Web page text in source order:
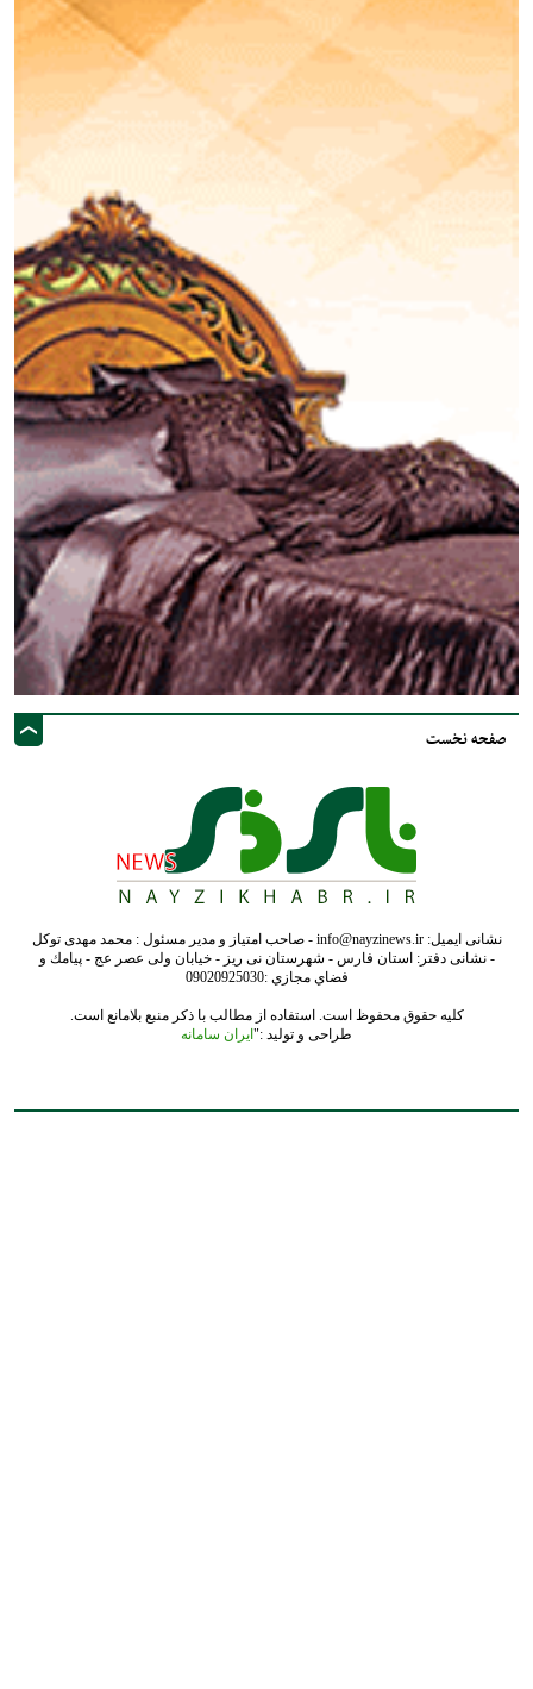
صفحه نخست
نشانی ایمیل: info@nayzinews.ir - صاحب امتیاز و مدیر مسئول : محمد مهدی توکل
- نشانی دفتر: استان فارس - شهرستان نی ریز - خیابان ولی عصر عج - پيامك و
فضاي مجازي :09020925030
کلیه حقوق محفوظ است. استفاده از مطالب با ذکر منبع بلامانع است.
طراحی و تولید :" ایران سامانه